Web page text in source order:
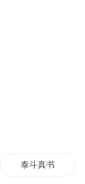
泰斗真书